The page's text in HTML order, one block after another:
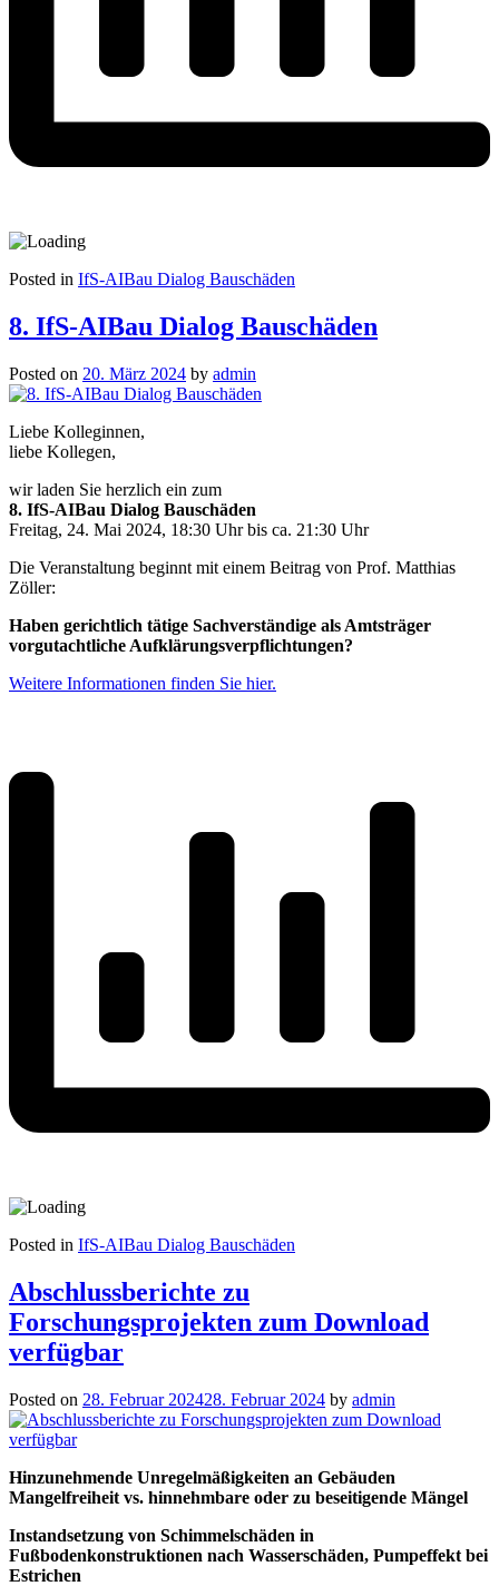
Posted in IfS-AIBau Dialog Bauschäden
8. IfS-AIBau Dialog Bauschäden
Posted on 20. März 2024 by admin
Liebe Kolleginnen,
liebe Kollegen,
wir laden Sie herzlich ein zum
8. IfS-AIBau Dialog Bauschäden
Freitag, 24. Mai 2024, 18:30 Uhr bis ca. 21:30 Uhr
Die Veranstaltung beginnt mit einem Beitrag von Prof. Matthias
Zöller:
Haben gerichtlich tätige Sachverständige als Amtsträger
vorgutachtliche Aufklärungsverpflichtungen?
Weitere Informationen finden Sie hier.
Posted in IfS-AIBau Dialog Bauschäden
Abschlussberichte zu
Forschungsprojekten zum Download
verfügbar
Posted on 28. Februar 202428. Februar 2024 by admin
Hinzunehmende Unregelmäßigkeiten an Gebäuden
Mangelfreiheit vs. hinnehmbare oder zu beseitigende Mängel
Instandsetzung von Schimmelschäden in
Fußbodenkonstruktionen nach Wasserschäden, Pumpeffekt bei
Estrichen